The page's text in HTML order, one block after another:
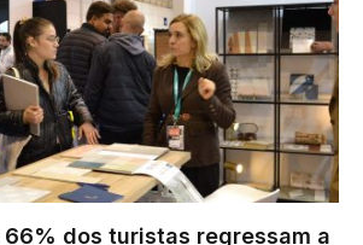
66% dos turistas regressam a